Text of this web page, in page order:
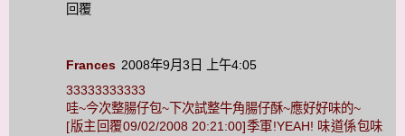
回覆
Frances 2008年9月3日 上午4:05
33333333333
哇~今次整腸仔包~下次試整牛角腸仔酥~應好好味的~
[版主回覆09/02/2008 20:21:00]季軍!YEAH! 味道係包味